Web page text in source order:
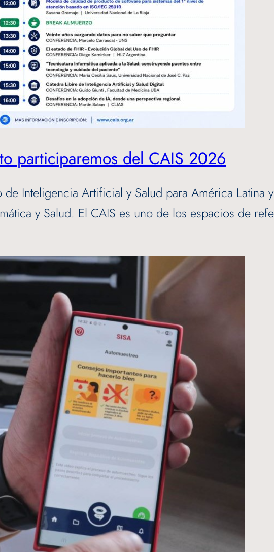
participaremos del CAIS 2026
de Inteligencia Artificial y Salud para América
y Salud. El CAIS es uno de los espacios de